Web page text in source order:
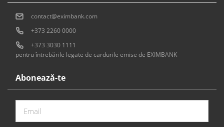
Abonează-te
contact@eximbank.com
+373 2260 0000
+373 3030 1111
pentru întrebările legate de cardurile emise de EXIMBANK